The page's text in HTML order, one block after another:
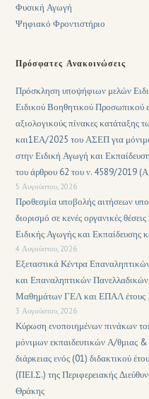
Φυσική Αγωγή
Ψηφιακό Φροντιστήριο
Πρόσφατες Ανακοινώσεις
Πρόσκληση υποψήφιων μελών
Ειδικού Βοηθητικού Προσωπικού
αξιολογικούς πίνακες
και1ΕΑ/2025 του ΑΣΕΠ για μόνιμο
στην Ειδική Αγωγή και
του άρθρου 62 του ν. 4589/2019
5 Αυγούστου, 2026
Προθεσμία υποβολής αιτήσεων
διορισμό σε κενές οργανικές
Ειδικής Αγωγής και Εκπαίδευσης
4 Αυγούστου, 2026
Εξεταστικά Κέντρα
και Επαναληπτικών
Μαθημάτων ΓΕΛ και ΕΠΑΛ έτους
3 Αυγούστου, 2026
Κύρωση ενοποιημένων πινάκων
μόνιμων εκπαιδευτικών Α/θμιας
διάρκειας ενός (01) διδακτικού
(ΠΕΙ.Σ.) της Περιφερειακής
Θράκης